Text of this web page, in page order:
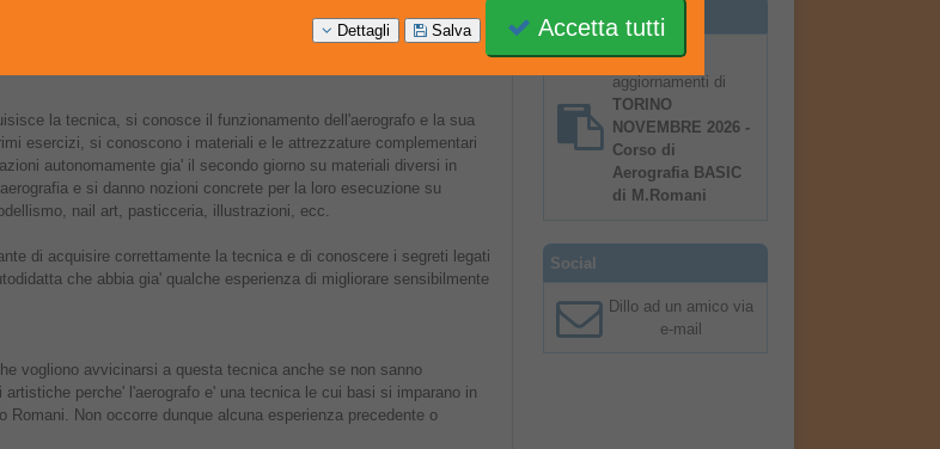
e un minimo di 4, con i quali il corso viene confermato.
la tecnica, si conosce il funzionamento dell'aerografo e la sua
esercizi, si conoscono i materiali e le attrezzature complementari
autonomamente gia' il secondo giorno su materiali diversi in
e si danno nozioni concrete per la loro esecuzione su
nail art, pasticceria, illustrazioni, ecc.
di acquisire correttamente la tecnica e di conoscere i segreti legati
che abbia gia' qualche esperienza di migliorare sensibilmente
vogliono avvicinarsi a questa tecnica anche se non sanno
artistiche perche' l'aerografo e' una tecnica le cui basi si imparano in
Romani. Non occorre dunque alcuna esperienza precedente o
Notificami
aggiornamenti di
TORINO
NOVEMBRE 2026 -
Corso di
Aerografia BASIC
di M.Romani
Social
Dillo ad un amico via
e-mail
Dettagli Salva Accetta tutti